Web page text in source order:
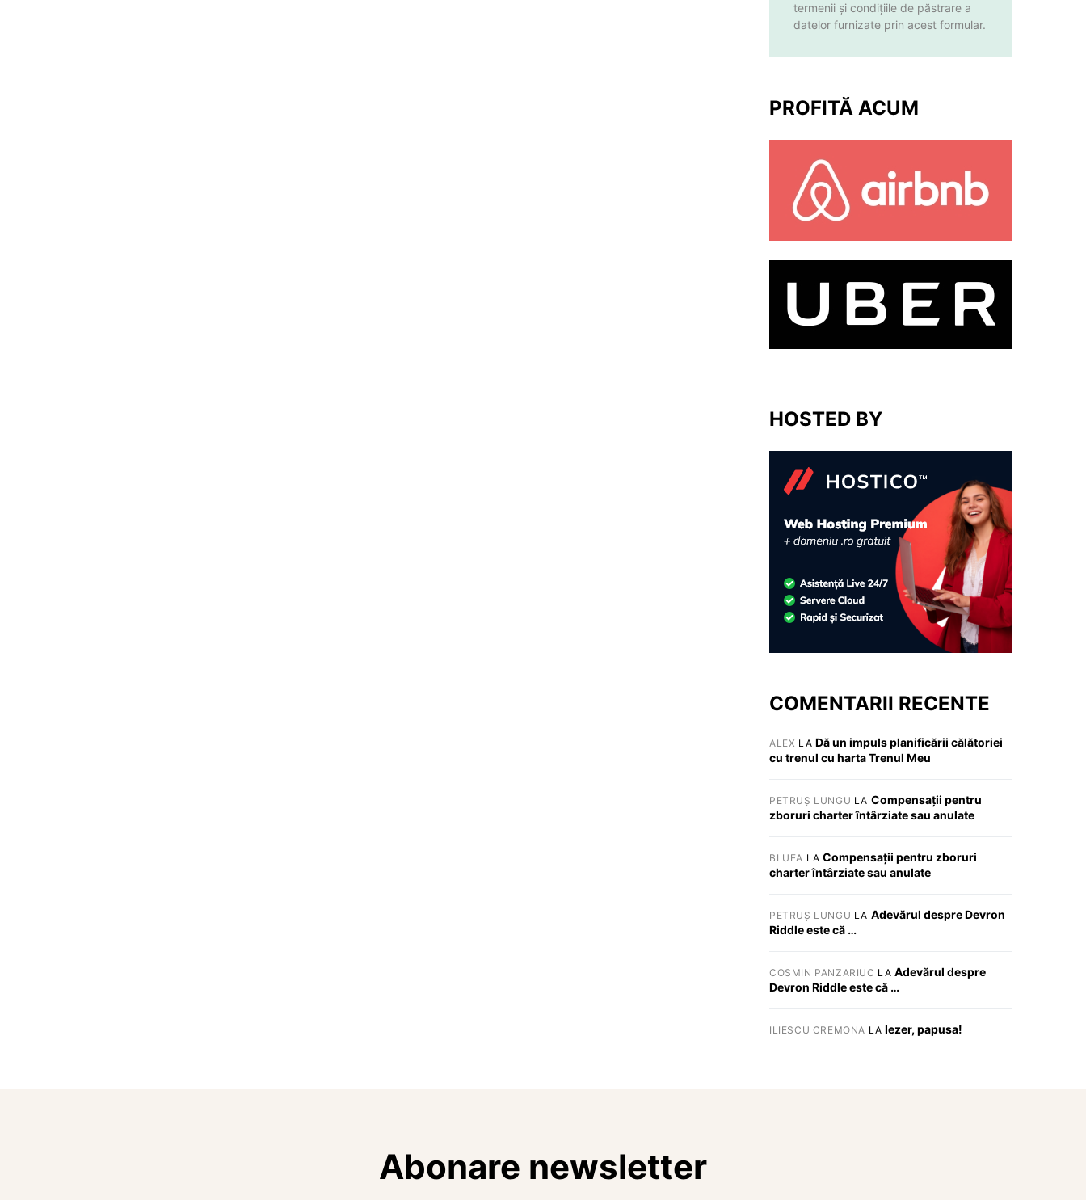
termenii și condițiile de păstrare a
datelor furnizate prin acest formular.
PROFITĂ ACUM
HOSTED BY
COMENTARII RECENTE
ALEX LA Dă un impuls planificării călătoriei
cu trenul cu harta Trenul Meu
PETRUȘ LUNGU LA Compensații pentru
zboruri charter întârziate sau anulate
BLUEA LACompensații pentru zboruri
charter întârziate sau anulate
PETRUȘ LUNGU LA Adevărul despre Devron
Riddle este că …
COSMIN PANZARIUC LA Adevărul despre
Devron Riddle este că …
ILIESCU CREMONA LA Iezer, papusa!
Abonare newsletter